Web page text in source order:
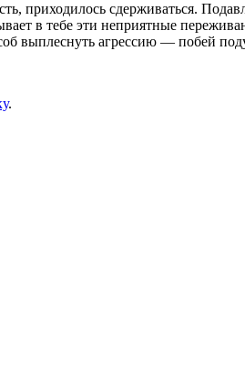
приходилось сдерживаться.
в тебе эти неприят­ные
выплеснуть агрессию — побей
.